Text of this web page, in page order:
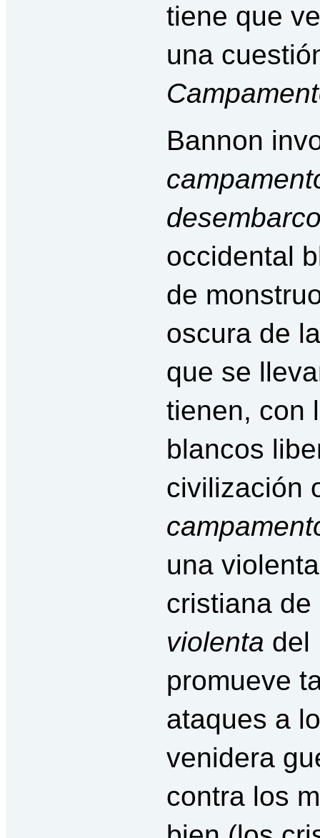
tiene que
una
Bannon
occidental
de
oscura de
que se
tienen, con
blancos
civilización
una
cristiana
violenta del
promueve
ataques a
venidera
contra los